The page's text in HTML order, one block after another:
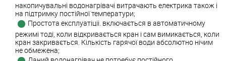
накопичувальні водонагрівачі витрачають електрика також і
на підтримку постійної температури;
Простота експлуатіціі. включається в автоматичному
режимі тоді, коли відкривається кран і сам вимикається, коли
кран закривається. Кількість гарячої води абсолютно нічим
не обмежена;